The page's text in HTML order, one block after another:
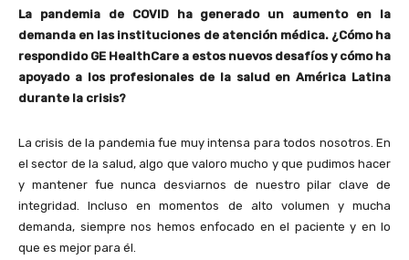
La pandemia de COVID ha generado un aumento en la
demanda en las instituciones de atención médica. ¿Cómo ha
respondido GE HealthCare a estos nuevosdesafíos y cómo ha
apoyado a los profesionales de la salud en América Latina
durante la crisis?
La crisis de la pandemia fue muy intensa para todos nosotros. En
el sector de la salud, algo que valoro mucho y que pudimos hacer
y mantener fue nunca desviarnos de nuestro pilar clave de
integridad. Incluso en momentos de alto volumen y mucha
demanda, siempre nos hemos enfocado en el paciente y en lo
que es mejor para él.